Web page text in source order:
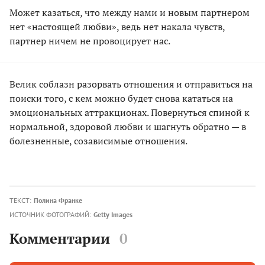
Может казаться, что между нами и новым партнером
нет «настоящей любви», ведь нет накала чувств,
партнер ничем не провоцирует нас.
Велик соблазн разорвать отношения и отправиться на
поиски того, с кем можно будет снова кататься на
эмоциональных аттракционах. Повернуться спиной к
нормальной, здоровой любви и шагнуть обратно — в
болезненные, созависимые отношения.
ТЕКСТ: Полина Франке
ИСТОЧНИК ФОТОГРАФИЙ: Getty Images
Комментарии 0